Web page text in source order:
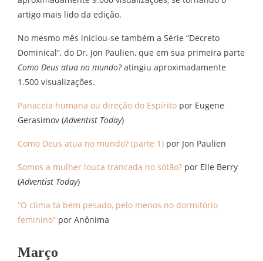
artigo mais lido da edição.
No mesmo mês iniciou-se também a Série “Decreto
Dominical”, do Dr. Jon Paulien, que em sua primeira parte
Como Deus atua no mundo?atingiu aproximadamente
1.500 visualizações.
Panaceia humana ou direção do Espírito por Eugene
Gerasimov (Adventist Today)
Como Deus atua no mundo? (parte 1) por Jon Paulien
Somos a mulher louca trancada no sótão? por Elle Berry
(Adventist Today)
“O clima tá bem pesado, pelo menos no dormitório
feminino” por Anônima
Março